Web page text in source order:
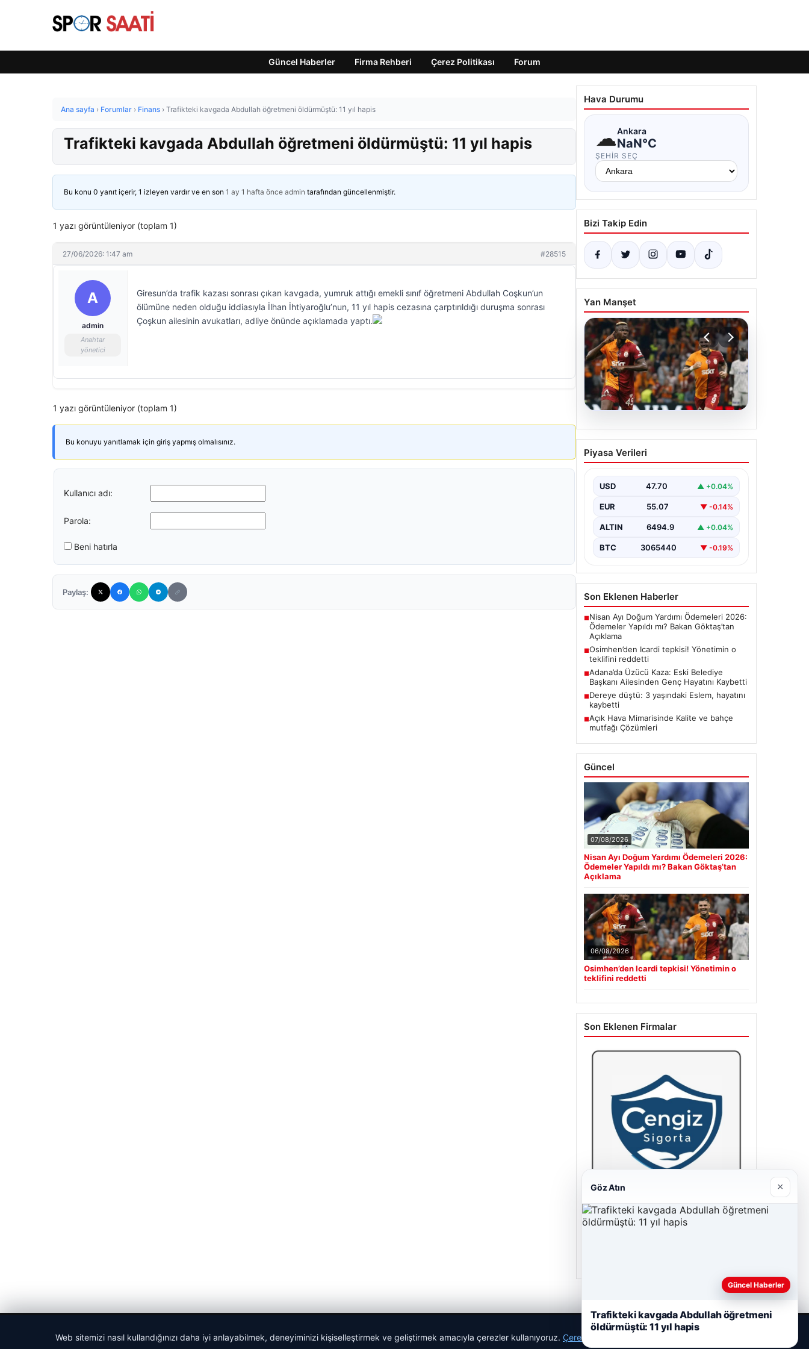
Güncel Haberler Firma Rehberi Çerez Politikası Forum
Ana sayfa › Forumlar › Finans › Trafikteki kavgada Abdullah öğretmeni öldürmüştü: 11 yıl hapis
Trafikteki kavgada Abdullah öğretmeni öldürmüştü: 11 yıl hapis
Bu konu 0 yanıt içerir, 1 izleyen vardır ve en son 1 ay 1 hafta önce admin tarafından güncellenmiştir.
1 yazı görüntüleniyor (toplam 1)
27/06/2026: 1:47 am #28515
A
admin
Anahtar
yönetici
Giresun’da trafik kazası sonrası çıkan kavgada, yumruk attığı emekli sınıf öğretmeni Abdullah Coşkun’un
ölümüne neden olduğu iddiasıyla İlhan İhtiyaroğlu’nun, 11 yıl hapis cezasına çarptırıldığı duruşma sonrası
Çoşkun ailesinin avukatları, adliye önünde açıklamada yaptı.
1 yazı görüntüleniyor (toplam 1)
Bu konuyu yanıtlamak için giriş yapmış olmalısınız.
Kullanıcı adı:
Parola:
Beni hatırla
Paylaş:
Hava Durumu
☁Ankara
NaN°C
ŞEHIR SEÇ
Bizi Takip Edin
Yan Manşet
06.08.2026
Osimhen’den Icardi
tepkisi! Yönetimin o
Piyasa Verileri
USD 47.70 ▲ +0.04%
EUR 55.07 ▼ -0.14%
ALTIN 6494.9 ▲ +0.04%
BTC 3065440 ▼ -0.19%
Son Eklenen Haberler
■Nisan Ayı Doğum Yardımı Ödemeleri 2026:
Ödemeler Yapıldı mı? Bakan Göktaş’tan
Açıklama
■Osimhen’den Icardi tepkisi! Yönetimin o
teklifini reddetti
■Adana’da Üzücü Kaza: Eski Belediye
Başkanı Ailesinden Genç Hayatını Kaybetti
■Dereye düştü: 3 yaşındaki Eslem, hayatını
kaybetti
■Açık Hava Mimarisinde Kalite ve bahçe
mutfağı Çözümleri
Güncel
07/08/2026
Nisan Ayı Doğum Yardımı Ödemeleri 2026:
Ödemeler Yapıldı mı? Bakan Göktaş’tan
Açıklama
06/08/2026
Osimhen’den Icardi tepkisi! Yönetimin o
teklifini reddetti
Son Eklenen Firmalar
Cengiz Sigorta
Web sitemizi nasıl kullandığınızı daha iyi anlayabilmek, deneyiminizi kişiselleştirmek ve geliştirmek amacıyla çerezler kullanıyoruz. Çerez Politikamız
Göz Atın ×
Güncel Haberler
Trafikteki kavgada Abdullah öğretmeni
öldürmüştü: 11 yıl hapis